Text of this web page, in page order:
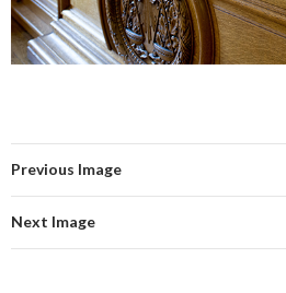
Previous Image
Next Image